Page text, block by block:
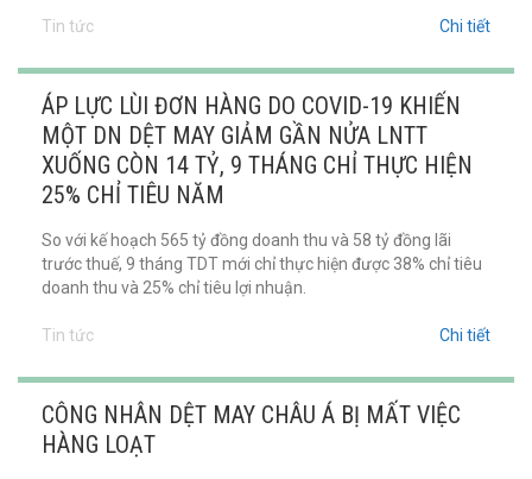
Tin tức Chi tiết
ÁP LỰC LÙI ĐƠN HÀNG DO COVID-19 KHIẾN
MỘT DN DỆT MAY GIẢM GẦN NỬA LNTT
XUỐNG CÒN 14 TỶ, 9 THÁNG CHỈ THỰC HIỆN
25% CHỈ TIÊU NĂM
So với kế hoạch 565 tỷ đồng doanh thu và 58 tỷ đồng lãi
trước thuế, 9 tháng TDT mới chỉ thực hiện được 38% chỉ tiêu
doanh thu và 25% chỉ tiêu lợi nhuận.
Tin tức Chi tiết
CÔNG NHÂN DỆT MAY CHÂU Á BỊ MẤT VIỆC
HÀNG LOẠT